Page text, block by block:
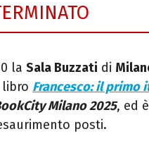
la Sala Buzzati di
Francesco: il primo
Milano 2025, ed
posti.